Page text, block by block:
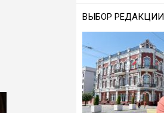
ВЫБОР РЕДАКЦИИ